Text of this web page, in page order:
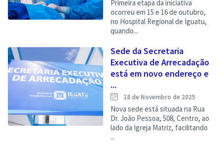
Primeira etapa da iniciativa
ocorreu em 15 e 16 de outubro,
no Hospital Regional de Iguatu,
quando...
Sede da Secretaria
Executiva de Arrecadação
está em novo endereço e
...
18 de Novembro de 2025
Nova sede está situada na Rua
Dr. João Pessoa, 508, Centro, ao
lado da Igreja Matriz, facilitando
...